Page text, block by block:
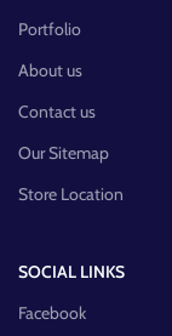
Portfolio
About us
Contact us
Our Sitemap
Store Location
SOCIAL LINKS
Facebook